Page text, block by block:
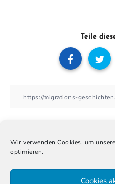
Wir verwenden Cookies, um
optimieren.
Cookies
Teile